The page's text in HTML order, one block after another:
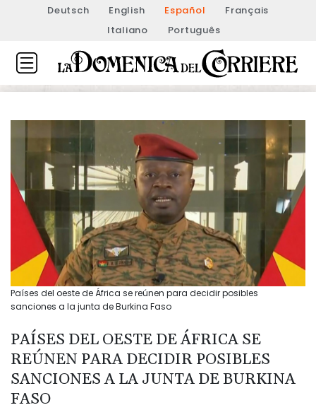
Deutsch English Español
Français
Italiano
Português
Países del oeste de África se reúnen para decidir posibles
sanciones a la junta de Burkina Faso
PAÍSES DEL OESTE DE ÁFRICA SE
REÚNEN PARA DECIDIR POSIBLES
SANCIONES A LA JUNTA DE BURKINA
FASO